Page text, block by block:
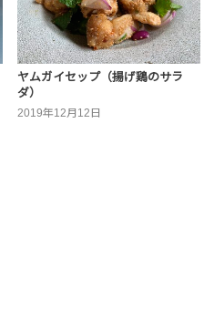
ヤムガイセップ（揚げ鶏のサラ
ダ）
2019年12月12日